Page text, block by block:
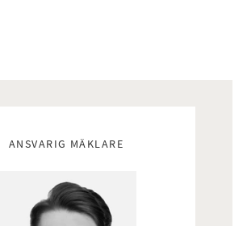
ANSVARIG MÄKLARE